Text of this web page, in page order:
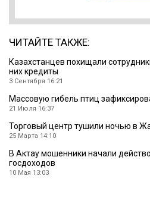
ЧИТАЙТЕ ТАКЖЕ:
Казахстанцев похищали
них кредиты
3 Сентября 16:21
Массовую гибель птиц
21 Июля 16:37
Торговый центр тушили ночью в
25 Марта 14:10
В Актау мошенники начали
госдоходов
10 Мая 13:03